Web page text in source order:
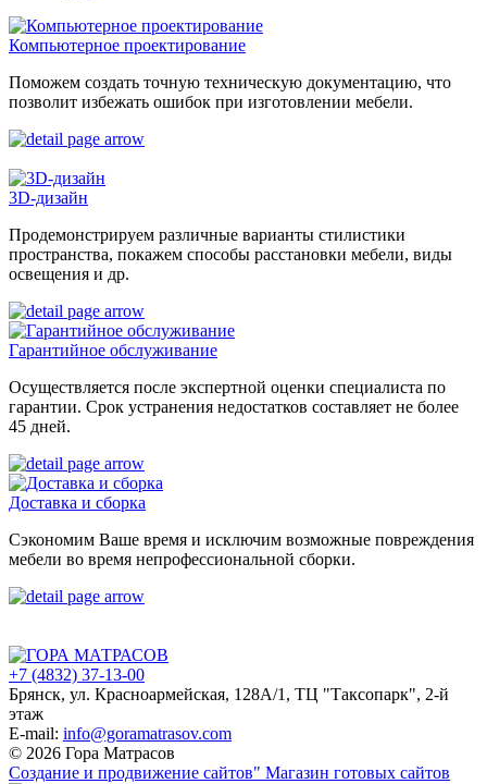
Компьютерное проектирование
Поможем создать точную техническую документацию, что
позволит избежать ошибок при изготовлении мебели.
3D-дизайн
Продемонстрируем различные варианты стилистики
пространства, покажем способы расстановки мебели, виды
освещения и др.
Гарантийное обслуживание
Осуществляется после экспертной оценки специалиста по
гарантии. Срок устранения недостатков составляет не более
45 дней.
Доставка и сборка
Сэкономим Ваше время и исключим возможные повреждения
мебели во время непрофессиональной сборки.
+7 (4832) 37-13-00
Брянск, ул. Красноармейская, 128А/1, ТЦ "Таксопарк", 2-й
этаж
E-mail: info@goramatrasov.com
© 2026 Гора Матрасов
Создание и продвижение сайтов" Магазин готовых сайтов